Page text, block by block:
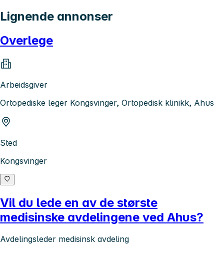
Lignende annonser
Overlege
Arbeidsgiver
Ortopediske leger Kongsvinger, Ortopedisk klinikk, Ahus
Sted
Kongsvinger
Vil du lede en av de største
medisinske avdelingene ved Ahus?
Avdelingsleder medisinsk avdeling